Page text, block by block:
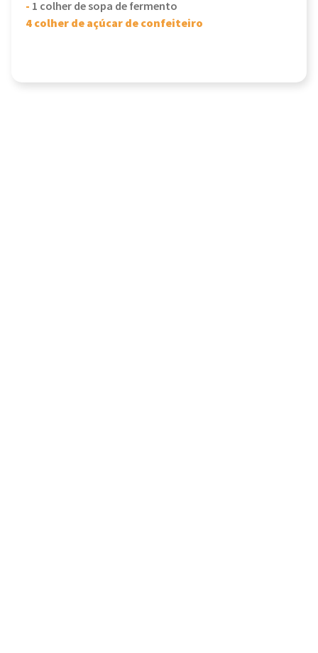
- 1 colher de sopa de fermento
4 colher de açúcar de confeiteiro